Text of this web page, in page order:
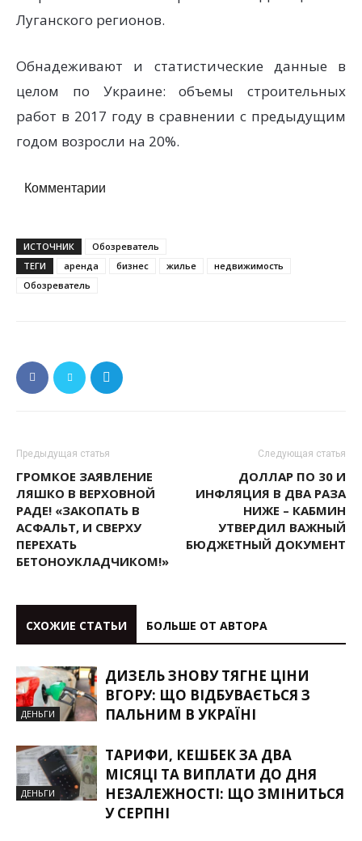
Луганского регионов.
Обнадеживают и статистические данные в
целом по Украине: объемы строительных
работ в 2017 году в сравнении с предыдущим
годом возросли на 20%.
Комментарии
ИСТОЧНИК
Обозреватель
ТЕГИ
аренда бизнес жилье
недвижимость
Обозреватель
Предыдущая статья
ГРОМКОЕ ЗАЯВЛЕНИЕ
ЛЯШКО В ВЕРХОВНОЙ
РАДЕ! «ЗАКОПАТЬ В
АСФАЛЬТ, И СВЕРХУ
ПЕРЕХАТЬ
БЕТОНОУКЛАДЧИКОМ!»
Следующая статья
ДОЛЛАР ПО 30 И
ИНФЛЯЦИЯ В ДВА РАЗА
НИЖЕ – КАБМИН
УТВЕРДИЛ ВАЖНЫЙ
БЮДЖЕТНЫЙ ДОКУМЕНТ
СХОЖИЕ СТАТЬИ БОЛЬШЕ ОТ АВТОРА
ДЕНЬГИ
ДИЗЕЛЬ ЗНОВУ ТЯГНЕ ЦІНИ
ВГОРУ: ЩО ВІДБУВАЄТЬСЯ З
ПАЛЬНИМ В УКРАЇНІ
ДЕНЬГИ
ТАРИФИ, КЕШБЕК ЗА ДВА
МІСЯЦІ ТА ВИПЛАТИ ДО ДНЯ
НЕЗАЛЕЖНОСТІ: ЩО ЗМІНИТЬСЯ
У СЕРПНІ